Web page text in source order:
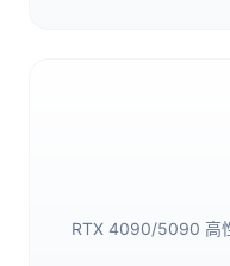
RTX 4090/5090 高